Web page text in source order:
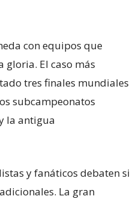
con equipos que
El caso más
tres finales mundiales
subcampeonatos
la antigua
y fanáticos debaten si
La gran